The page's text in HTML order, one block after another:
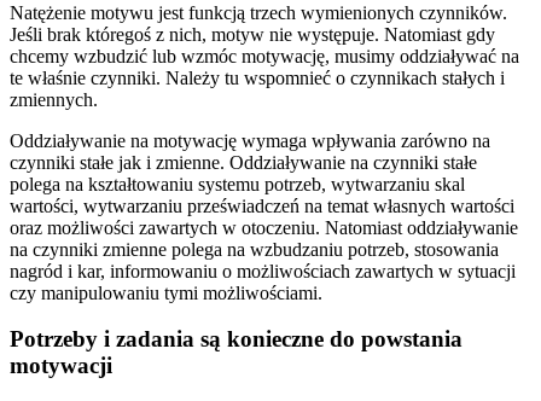
Natężenie motywu jest funkcją trzech wymienionych czynników.
Jeśli brak któregoś z nich, motyw nie występuje. Natomiast gdy
chcemy wzbudzić lub wzmóc motywację, musimy oddziaływać na
te właśnie czynniki. Należy tu wspomnieć o czynnikach stałych i
zmiennych.
Oddziaływanie na motywację wymaga wpływania zarówno na
czynniki stałe jak i zmienne. Oddziaływanie na czynniki stałe
polega na kształtowaniu systemu potrzeb, wytwarzaniu skal
wartości, wytwarzaniu przeświadczeń na temat własnych wartości
oraz możliwości zawartych w otoczeniu. Natomiast oddziaływanie
na czynniki zmienne polega na wzbudzaniu potrzeb, stosowania
nagród i kar, informowaniu o możliwościach zawartych w sytuacji
czy manipulowaniu tymi możliwościami.
Potrzeby i zadania są konieczne do powstania
motywacji